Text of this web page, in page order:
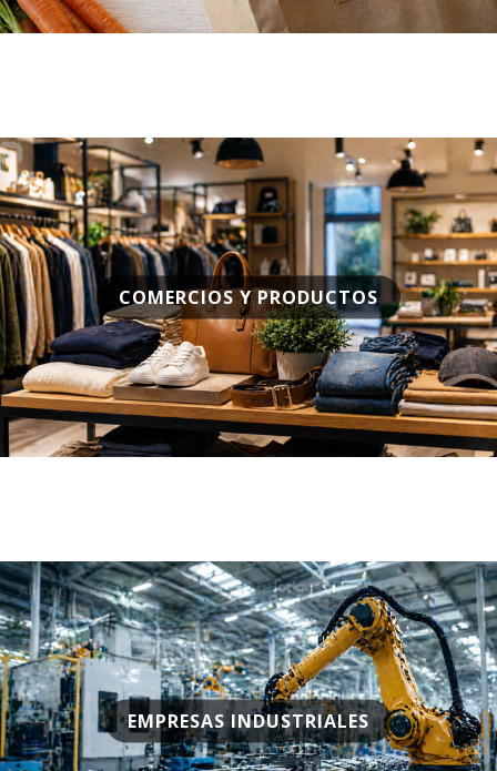
COMERCIOS Y PRODUCTOS
EMPRESAS INDUSTRIALES